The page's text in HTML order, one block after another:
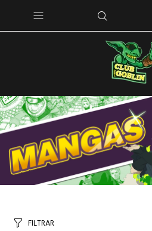
FILTRAR